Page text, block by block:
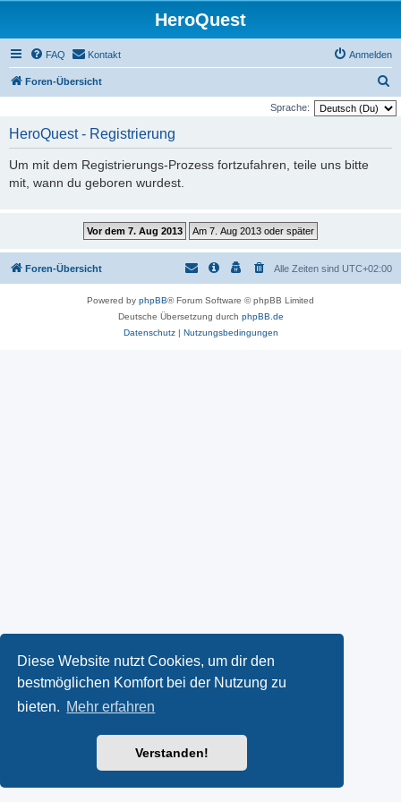
Diese Website nutzt Cookies, um dir den
bestmöglichen Komfort bei der Nutzung zu
bieten. Mehr erfahren
Verstanden!
HeroQuest
FAQ Kontakt Anmelden
Foren-Übersicht
u
Sprache:
HeroQuest - Registrierung
Um mit dem Registrierungs-Prozess fortzufahren, teile uns bitte
mit, wann du geboren wurdest.
Foren-Übersicht Alle Zeiten sind UTC+02:00
Powered by phpBB® Forum Software © phpBB Limited
Deutsche Übersetzung durch phpBB.de
Datenschutz| Nutzungsbedingungen